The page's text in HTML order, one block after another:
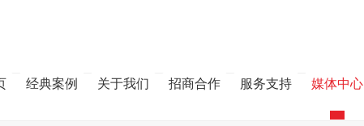
经典案例 关于我们 招商合作 服务支持 媒体中心